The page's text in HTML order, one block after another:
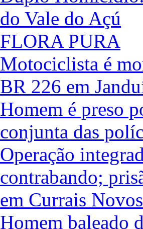
do Vale do Açú
FLORA PURA
Motociclista é
BR 226 em
Homem é preso
conjunta das
Operação
contrabando;
em Currais Novos
Homem baleado